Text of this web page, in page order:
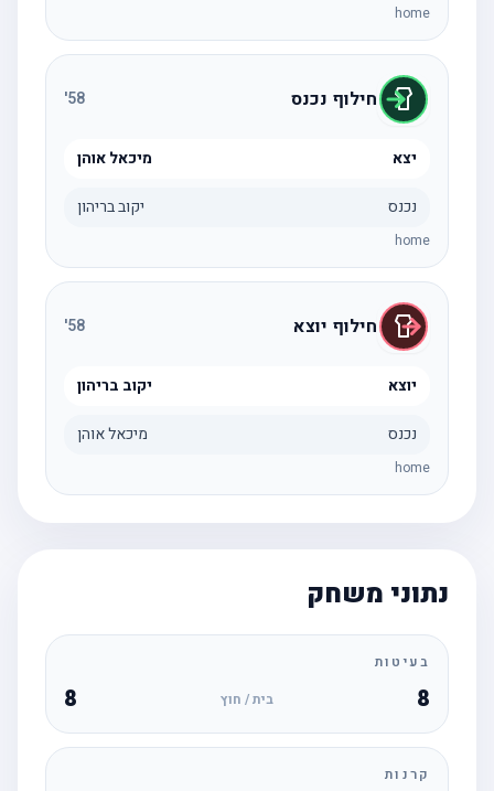
home
חילוף נכנס 58
'
יצא מיכאל אוהן
נכנס יקוב בריהון
home
חילוף יוצא 58
'
יוצא יקוב בריהון
נכנס מיכאל אוהן
home
נתוני משחק
בעיטות
בית / חוץ
קרנות